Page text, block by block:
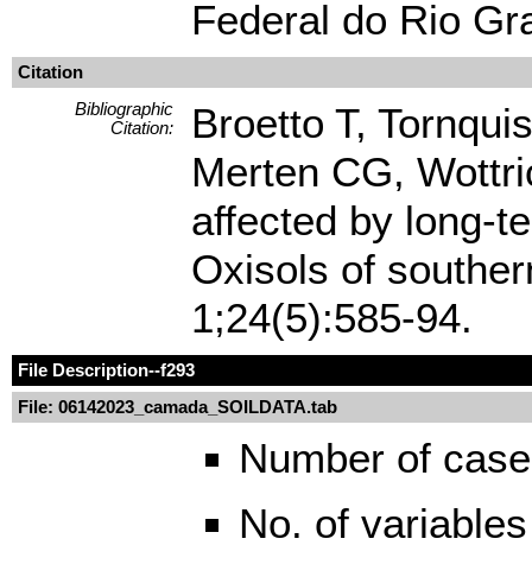
Federal do Rio
Citation
Bibliographic
Citation:
Broetto T,
Merten CG,
affected by long-
Oxisols of
1;24(5):585-94.
File Description--f293
File: 06142023_camada_SOILDATA.tab
Number of
No. of